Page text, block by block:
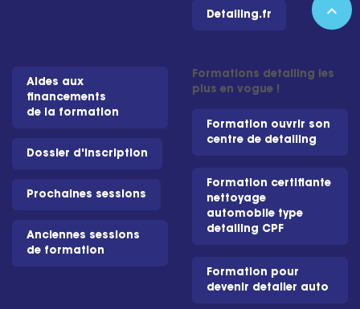
Detailing.fr
Aides aux
financements
de la formation
Dossier d'inscription
Prochaines sessions
Anciennes sessions
de formation
Formations detailing les
plus en vogue !
Formation ouvrir son
centre de detailing
Formation certifiante
nettoyage
automobile type
detailing CPF
Formation pour
devenir detailer auto
expand_less